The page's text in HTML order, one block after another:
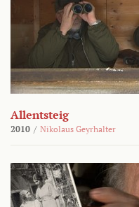
Allentsteig
2010 / Nikolaus Geyrhalter